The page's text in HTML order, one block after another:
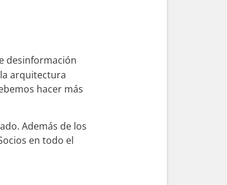
desinformación
arquitectura
hacer más
Además de los
en todo el